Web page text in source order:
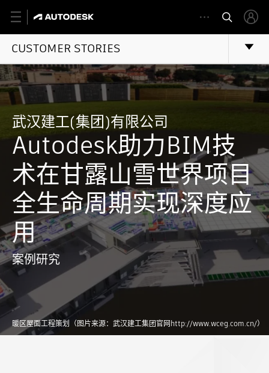
CUSTOMER STORIES
武汉建工(集团)有限公司
Autodesk助力BIM技
术在甘露山雪世界项目
全生命周期实现深度应
用
案例研究
暖区屋面工程策划（图片来源：武汉建工集团官网http://www.wceg.com.cn/）